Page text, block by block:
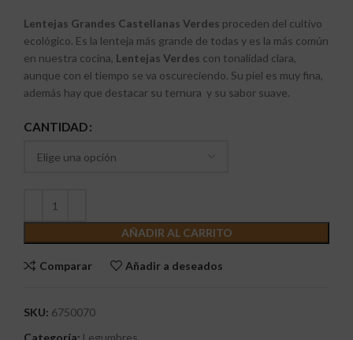
Lentejas Grandes Castellanas Verdes proceden del cultivo
ecológico. Es la lenteja más grande de todas y es la más común
en nuestra cocina, Lentejas Verdes con tonalidad clara,
aunque con el tiempo se va oscureciendo. Su piel es muy fina,
además hay que destacar su ternura y su sabor suave.
CANTIDAD
AÑADIR AL CARRITO
Comparar Añadir a deseados
SKU: 6750070
Categoría: Legumbres